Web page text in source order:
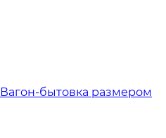
Вагон-бытовка размером